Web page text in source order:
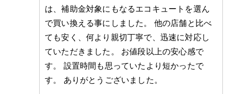
は、補助金対象にもなるエコキュートを選ん
で買い換える事にしました。 他の店舗と比べ
ても安く、何より親切丁寧で、迅速に対応し
ていただきました。 お値段以上の安心感で
す。 設置時間も思っていたより短かったで
す。 ありがとうございました。